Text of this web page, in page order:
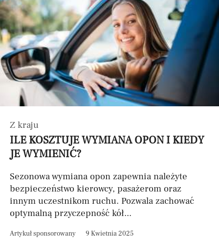
Z kraju
ILE KOSZTUJE WYMIANA OPON I KIEDY
JE WYMIENIĆ?
Sezonowa wymiana opon zapewnia należyte
bezpieczeństwo kierowcy, pasażerom oraz
innym uczestnikom ruchu. Pozwala zachować
optymalną przyczepność kół...
Artykuł sponsorowany 9 Kwietnia 2025